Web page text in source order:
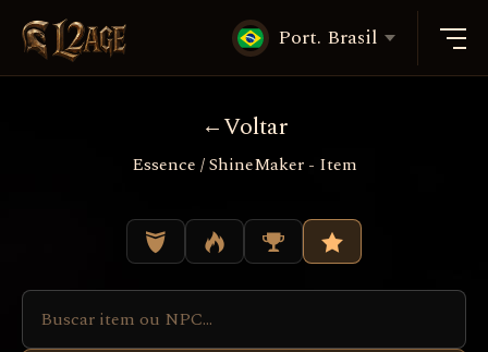
Port. Brasil
Voltar
Essence / ShineMaker - Item